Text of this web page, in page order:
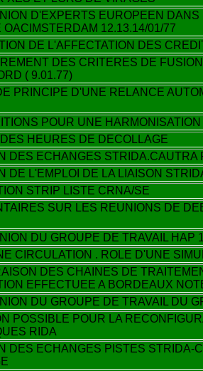
D'EXPERTS EUROPEEN
OACIMSTERDAM 12.13.14/01/77
DE L'AFFECTATION DES
DES CRITERES DE
( 9.01.77)
PRINCIPE D'UNE RELANCE
POUR UNE
HEURES DE DECOLLAGE
DES ECHANGES
DE L'EMPLOI DE LA LIAISON
STRIP LISTE CRNA/SE
SUR LES REUNIONS DE
DU GROUPE DE TRAVAIL HAP
CIRCULATION . ROLE D'UNE
DES CHAINES DE
EFFECTUEE A BORDEAUX
DU GROUPE DE TRAVAIL DU
POSSIBLE POUR LA
RIDA
DES ECHANGES PISTES STRIDA-